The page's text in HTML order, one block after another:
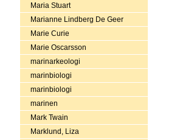
Maria Stuart
Marianne Lindberg De Geer
Marie Curie
Marie Oscarsson
marinarkeologi
marinbiologi
marinbiologi
marinen
Mark Twain
Marklund, Liza